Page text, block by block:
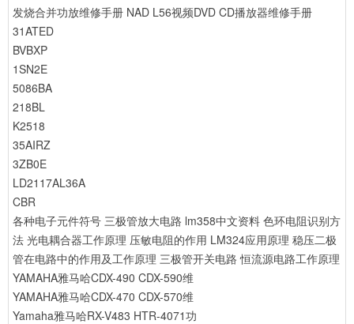
发烧合并功放维修手册 NAD L56视频DVD CD播放器维修手册
31ATED
BVBXP
1SN2E
5086BA
218BL
K2518
35AIRZ
3ZB0E
LD2117AL36A
CBR
各种电子元件符号 三极管放大电路 lm358中文资料 色环电阻识别方
法 光电耦合器工作原理 压敏电阻的作用 LM324应用原理 稳压二极
管在电路中的作用及工作原理 三极管开关电路 恒流源电路工作原理
YAMAHA雅马哈CDX-490 CDX-590维
YAMAHA雅马哈CDX-470 CDX-570维
Yamaha雅马哈RX-V483 HTR-4071功